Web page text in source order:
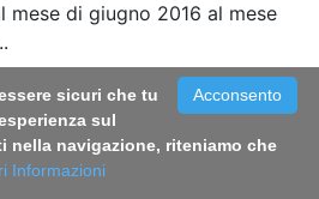
mese di giugno 2016 al mese
donne sembrano più
per la medicina di
Acconsento
sicuri che tu
sul
nella navigazione, riteniamo che
Informazioni